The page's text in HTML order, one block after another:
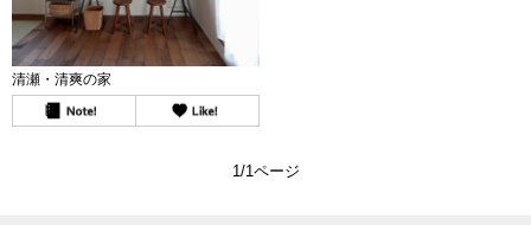
清瀬・清爽の家
1/1ページ